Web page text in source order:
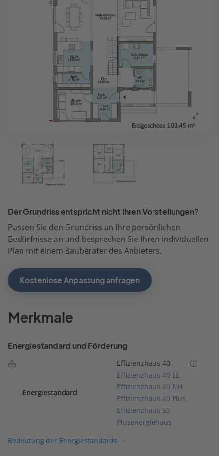
Der Grundriss entspricht nicht Ihren Vorstellungen?
Passen Sie den Grundriss an Ihre persönlichen
Bedürfnisse an und besprechen Sie Ihren individuellen
Plan mit einem Bauberater des Anbieters.
Kostenlose Anpassung anfragen
Merkmale
Energiestandard und Förderung
Energiestandard
Effizienzhaus 40
Effizienzhaus 40 EE
Effizienzhaus 40 NH
Effizienzhaus 40 Plus
Effizienzhaus 55
Plusenergiehaus
Bedeutung der Energiestandards